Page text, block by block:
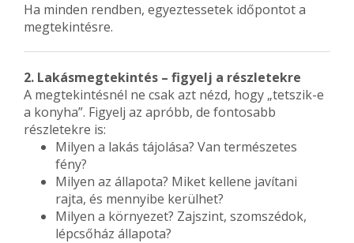
Ha minden rendben, egyeztessetek időpontot a
megtekintésre.
2. Lakásmegtekintés – figyelj a részletekre
A megtekintésnél ne csak azt nézd, hogy „tetszik-e
a konyha”. Figyelj az apróbb, de fontosabb
részletekre is:
Milyen a lakás tájolása? Van természetes
fény?
Milyen az állapota? Miket kellene javítani
rajta, és mennyibe kerülhet?
Milyen a környezet? Zajszint, szomszédok,
lépcsőház állapota?